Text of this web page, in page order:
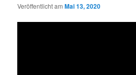
Veröffentlicht amMai 13, 2020